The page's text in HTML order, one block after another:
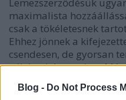
Blog - Do Not Process
maximalista
csak a tökéletesnek
Ehhez jönnek a
csendesen, de gyorsan
néhány hónap alatt.
rájuk aztán nem